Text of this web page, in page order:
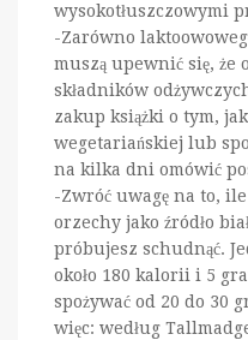
wysokotłuszczowymi
-Zarówno
muszą upewnić się, że
składników
zakup książki o tym,
wegetariańskiej lub
na kilka dni omówić
-Zwróć uwagę na to,
orzechy jako źródło
próbujesz schudnąć.
około 180 kalorii i 5
spożywać od 20 do 30
więc: według